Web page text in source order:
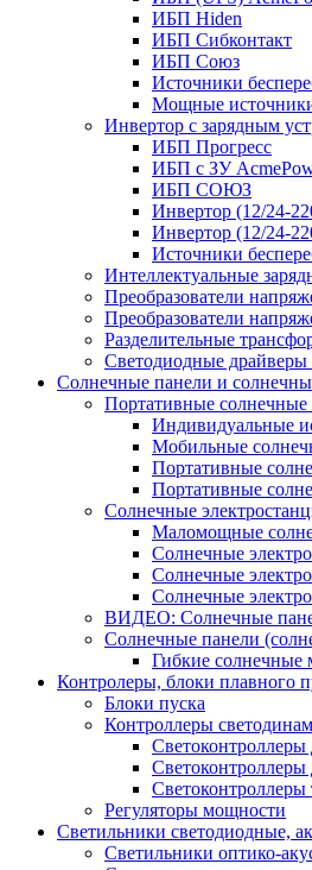
ИБП Hiden
ИБП Сибконтакт
ИБП Союз
Источники
Мощные
Инвертор с зарядным
ИБП Прогресс
ИБП с ЗУ
ИБП СОЮЗ
Инвертор (12/24-
Инвертор (12/24-
Источники
Интеллектуальные
Преобразователи
Преобразователи
Разделительные
Светодиодные драйверы
Солнечные панели и
Портативные солнечные
Индивидуальные
Мобильные
Портативные
Портативные
Солнечные
Маломощные
Солнечные
Солнечные
Солнечные
ВИДЕО: Солнечные
Солнечные панели
Гибкие солнечные
Контролеры, блоки плавного
Блоки пуска
Контроллеры
Светоконтроллеры
Светоконтроллеры
Регуляторы мощности
Светильники светодиодные,
Светильники оптико-